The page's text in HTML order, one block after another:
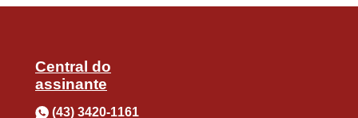
Central do
assinante
(43) 3420-1161